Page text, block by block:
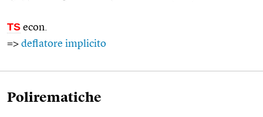
TS econ.
=> deflatore implicito
Polirematiche